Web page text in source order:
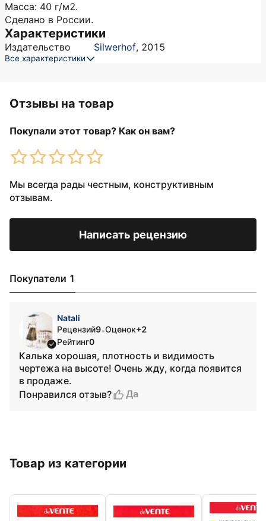
Масса: 40 г/м2.
Сделано в России.
Характеристики
Издательство Silwerhof, 2015
Все характеристики
Отзывы на товар
Покупали этот товар? Как он вам?
Мы всегда рады честным, конструктивным
отзывам.
Написать рецензию
Покупатели 1
Natali
Рецензий9•Оценок+2
Рейтинг0
Калька хорошая, плотность и видимость
чертежа на высоте! Очень жду, когда появится
в продаже.
Понравился отзыв?
Да
Товар из категории